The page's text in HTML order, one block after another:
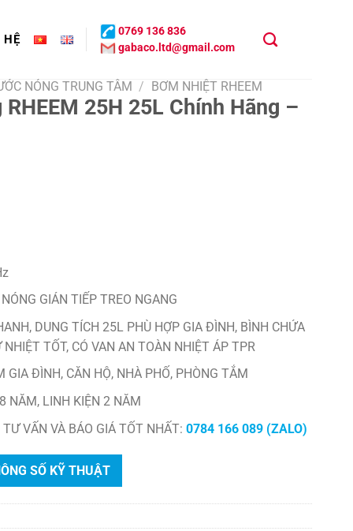
HỆ
gabaco.ltd@gmail.com
0769 136 836
NÓNG TRUNG TÂM / BƠM NHIỆT RHEEM
25H 25L Chính Hãng –
GIÁN TIẾP TREO NGANG
DUNG TÍCH 25L PHÙ HỢP GIA ĐÌNH, BÌNH CHỨA
TỐT, CÓ VAN AN TOÀN NHIỆT ÁP TPR
GIA ĐÌNH, CĂN HỘ, NHÀ PHỐ, PHÒNG TẮM
NĂM, LINH KIỆN 2 NĂM
VẤN VÀ BÁO GIÁ TỐT NHẤT: 0784 166 089 (ZALO)
SỐ KỸ THUẬT